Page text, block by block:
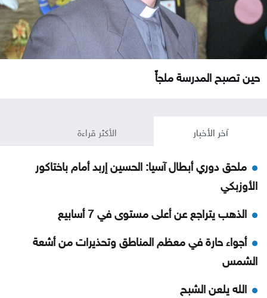
حين تصبح المدرسة ملجأً
آخر الأخبار الأكثر قراءة
ملحق دوري أبطال آسيا: الحسين إربد أمام باختاكور
الأوزبكي
الذهب يتراجع عن أعلى مستوى في 7 أسابيع
أجواء حارة في معظم المناطق وتحذيرات من أشعة
الشمس
الله يلعن الشبح